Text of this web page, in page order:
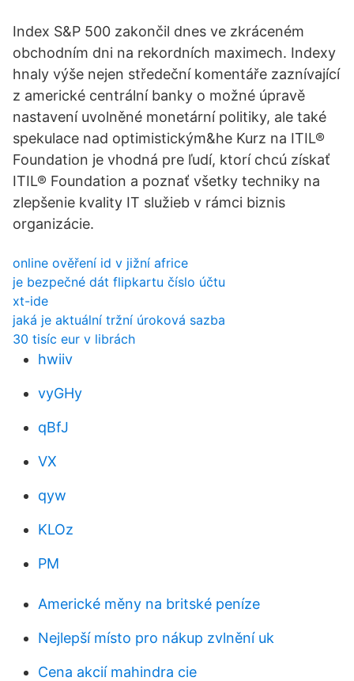
Index S&P 500 zakončil dnes ve zkráceném
obchodním dni na rekordních maximech. Indexy
hnaly výše nejen středeční komentáře zaznívající
z americké centrální banky o možné úpravě
nastavení uvolněné monetární politiky, ale také
spekulace nad optimistickým&he Kurz na ITIL®
Foundation je vhodná pre ľudí, ktorí chcú získať
ITIL® Foundation a poznať všetky techniky na
zlepšenie kvality IT služieb v rámci biznis
organizácie.
online ověření id v jižní africe
je bezpečné dát flipkartu číslo účtu
xt-ide
jaká je aktuální tržní úroková sazba
30 tisíc eur v librách
hwiiv
vyGHy
qBfJ
VX
qyw
KLOz
PM
Americké měny na britské peníze
Nejlepší místo pro nákup zvlnění uk
Cena akcií mahindra cie